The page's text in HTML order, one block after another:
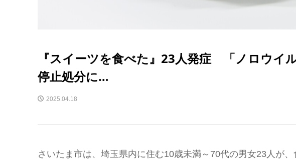
『スイーツを食べた』23人発症 「ノロウイ
停止処分に…
2025.04.18
さいたま市は、埼玉県内に住む10歳未満～70代の男女23人が、